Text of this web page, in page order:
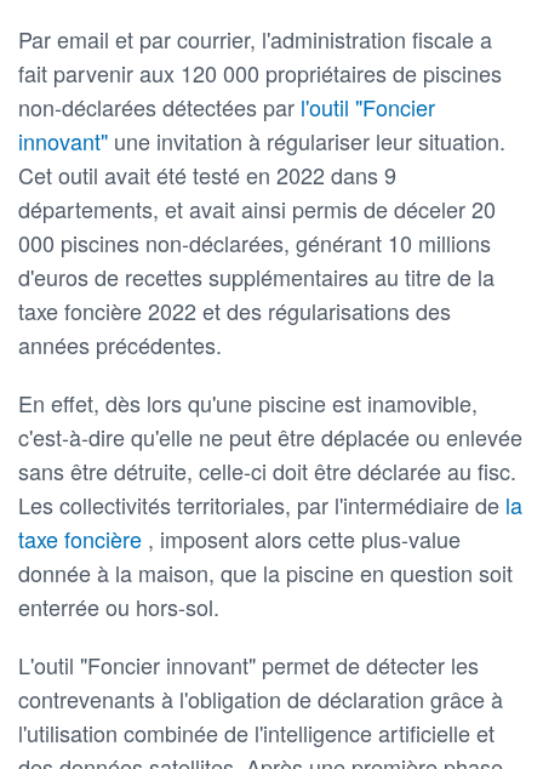
Par email et par courrier, l'administration fiscale a
fait parvenir aux 120 000 propriétaires de piscines
non-déclarées détectées par l'outil "Foncier
innovant" une invitation à régulariser leur situation.
Cet outil avait été testé en 2022 dans 9
départements, et avait ainsi permis de déceler 20
000 piscines non-déclarées, générant 10 millions
d'euros de recettes supplémentaires au titre de la
taxe foncière 2022 et des régularisations des
années précédentes.
En effet, dès lors qu'une piscine est inamovible,
c'est-à-dire qu'elle ne peut être déplacée ou enlevée
sans être détruite, celle-ci doit être déclarée au fisc.
Les collectivités territoriales, par l'intermédiaire de la
taxe foncière , imposent alors cette plus-value
donnée à la maison, que la piscine en question soit
enterrée ou hors-sol.
L'outil "Foncier innovant" permet de détecter les
contrevenants à l'obligation de déclaration grâce à
l'utilisation combinée de l'intelligence artificielle et